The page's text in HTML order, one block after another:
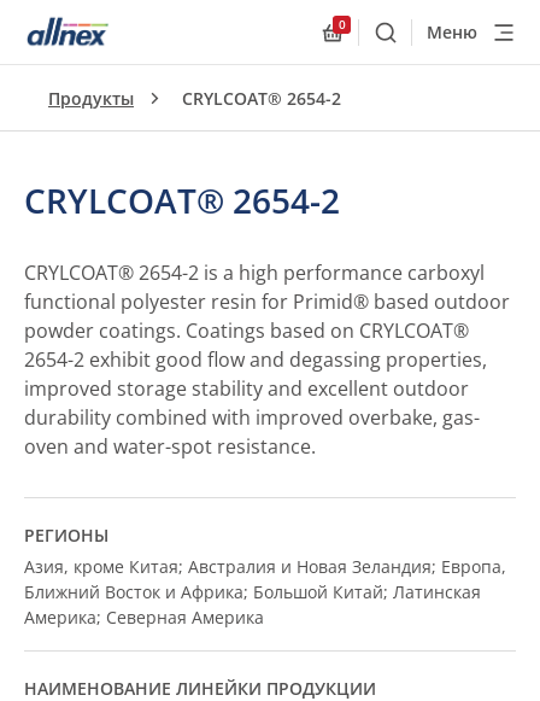
0
ПоискМеню
Продукты CRYLCOAT® 2654-2
CRYLCOAT® 2654-2
CRYLCOAT® 2654-2 is a high performance carboxyl
functional polyester resin for Primid® based outdoor
powder coatings. Coatings based on CRYLCOAT®
2654-2 exhibit good flow and degassing properties,
improved storage stability and excellent outdoor
durability combined with improved overbake, gas-
oven and water-spot resistance.
РЕГИОНЫ
Азия, кроме Китая; Австралия и Новая Зеландия; Европа,
Ближний Восток и Африка; Большой Китай; Латинская
Америка; Северная Америка
НАИМЕНОВАНИЕ ЛИНЕЙКИ ПРОДУКЦИИ